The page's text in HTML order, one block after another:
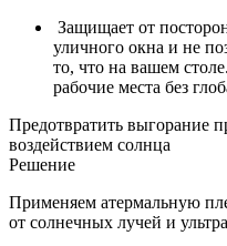
Защищает от
уличного окна и не
то, что на вашем
рабочие места без
Предотвратить выгорание
воздействием солнца
Решение
Применяем атермальную
от солнечных лучей и